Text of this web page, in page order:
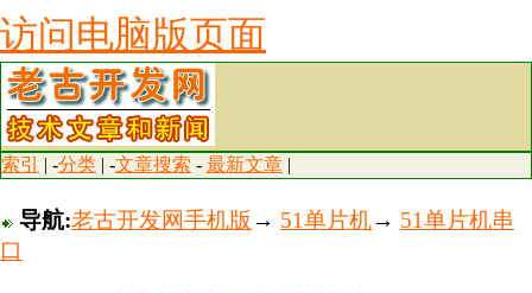
访问电脑版页面
索引 | -分类 | -文章搜索 - 最新文章 |
导航:老古开发网手机版 → 51单片机→ 51单片机串
口